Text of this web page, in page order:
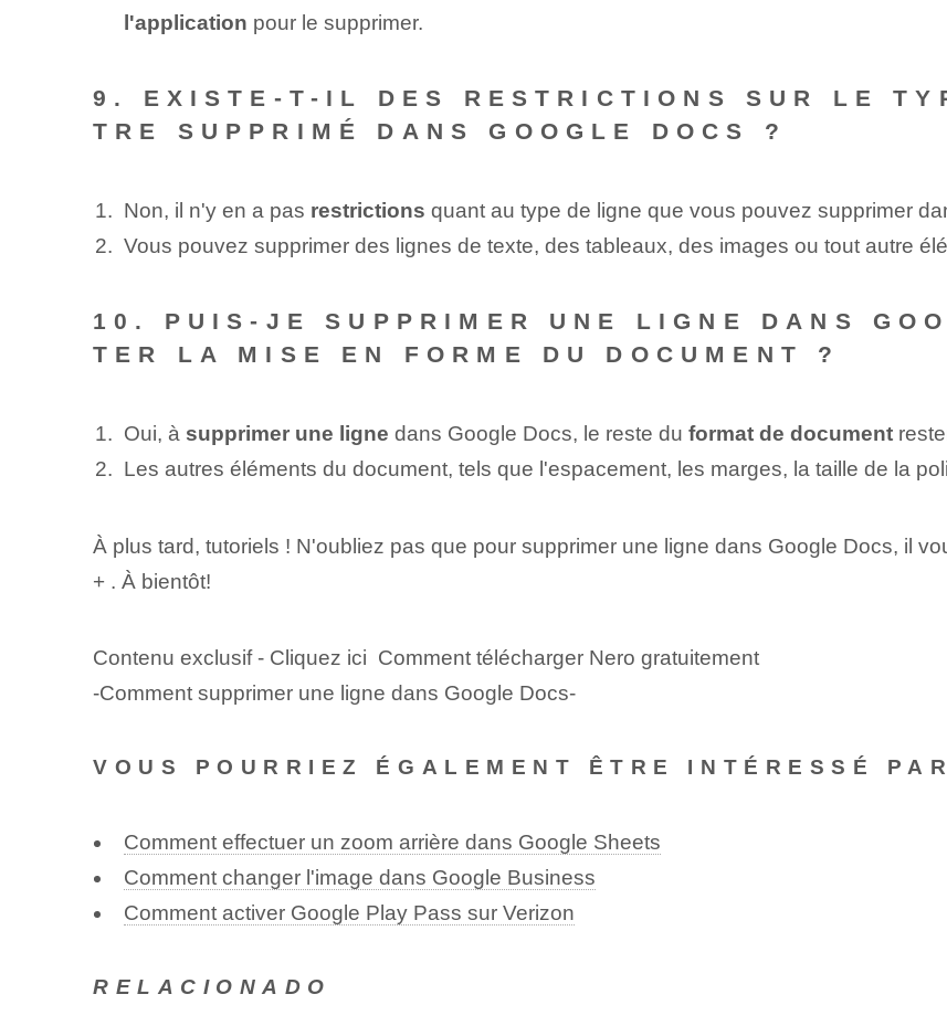
l'application pour le supprimer.
9. EXISTE-T-IL DES RESTRICTIONS SUR LE
TRE SUPPRIMÉ DANS GOOGLE DOCS ?
Non, il n'y en a pas restrictions quant au type de ligne que vous pouvez supprimer
Vous pouvez supprimer des lignes de texte, des tableaux, des images ou tout autre
10. PUIS-JE SUPPRIMER UNE LIGNE DANS
TER LA MISE EN FORME DU DOCUMENT ?
Oui, à supprimer une ligne dans Google Docs, le reste du format de document
Les autres éléments du document, tels que l'espacement, les marges, la taille de la
À plus tard, tutoriels ! N'oubliez pas que pour supprimer une ligne dans Google Docs, il
+ . À bientôt!
Contenu exclusif - Cliquez ici Comment télécharger Nero gratuitement
-Comment supprimer une ligne dans Google Docs-
VOUS POURRIEZ ÉGALEMENT ÊTRE INTÉRESSÉ
Comment effectuer un zoom arrière dans Google Sheets
Comment changer l'image dans Google Business
Comment activer Google Play Pass sur Verizon
RELACIONADO